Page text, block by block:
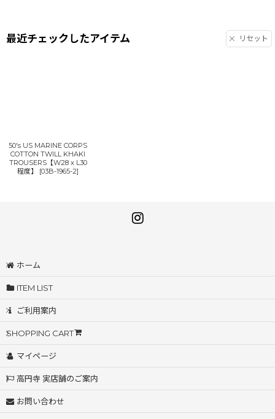
最近チェックしたアイテム リセット
50's US MARINE CORPS
COTTON TWILL KHAKI
TROUSERS【W28 x L30
程度】
[03B-1965-2]
ホーム
ITEM LIST
ご利用案内
SHOPPING CART
マイページ
高円寺 実店舗のご案内
お問い合わせ